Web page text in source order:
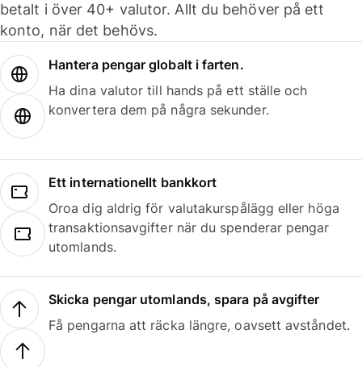
betalt i över 40+ valutor. Allt du behöver på ett
konto, när det behövs.
Hantera pengar globalt i farten.
Ha dina valutor till hands på ett ställe och
konvertera dem på några sekunder.
Ett internationellt bankkort
Oroa dig aldrig för valutakurspålägg eller höga
transaktionsavgifter när du spenderar pengar
utomlands.
Skicka pengar utomlands, spara på avgifter
Få pengarna att räcka längre, oavsett avståndet.